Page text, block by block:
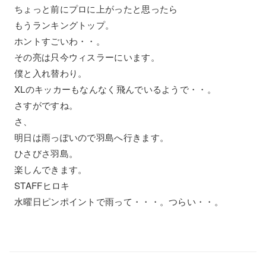
ちょっと前にプロに上がったと思ったら
もうランキングトップ。
ホントすごいわ・・。
その亮は只今ウィスラーにいます。
僕と入れ替わり。
XLのキッカーもなんなく飛んでいるようで・・。
さすがですね。
さ、
明日は雨っぽいので羽島へ行きます。
ひさびさ羽島。
楽しんできます。
STAFFヒロキ
水曜日ピンポイントで雨って・・・。つらい・・。